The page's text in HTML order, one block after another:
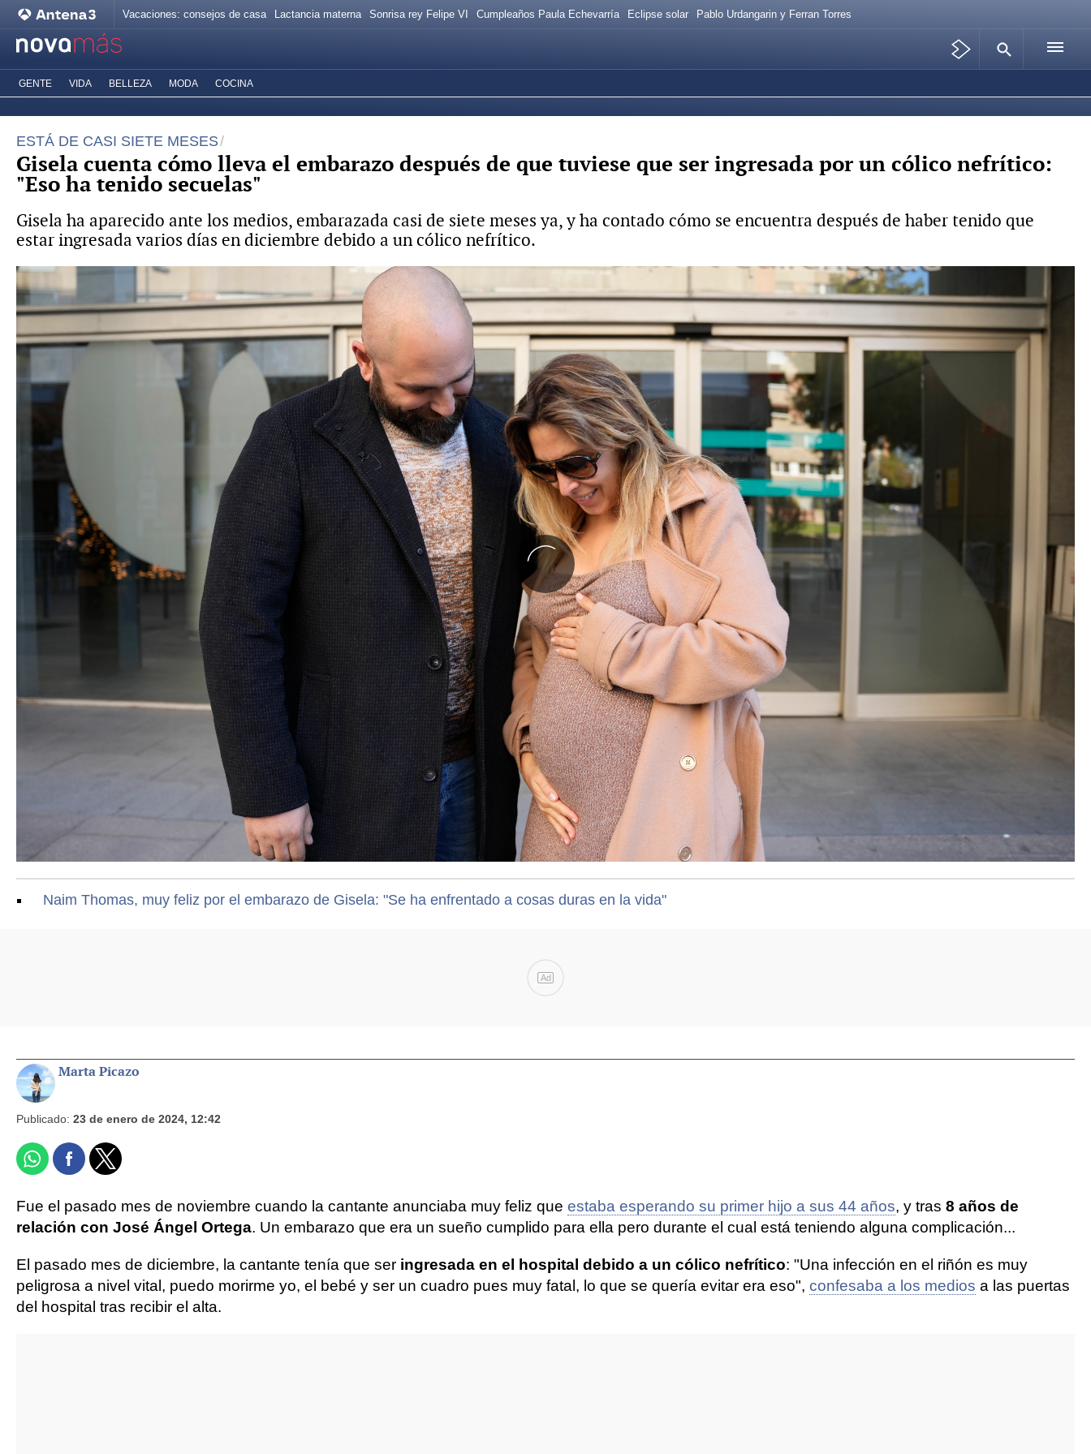
Vacaciones: consejos de casa Lactancia materna Sonrisa rey Felipe VI Cumpleaños Paula Echevarría Eclipse solar Pablo Urdangarin y Ferran Torres
GENTE VIDA BELLEZA MODA COCINA
ESTÁ DE CASI SIETE MESES
Gisela cuenta cómo lleva el embarazo después de que tuviese que ser ingresada por un cólico nefrítico:
"Eso ha tenido secuelas"
Gisela ha aparecido ante los medios, embarazada casi de siete meses ya, y ha contado cómo se encuentra después de haber tenido que
estar ingresada varios días en diciembre debido a un cólico nefrítico.
Naim Thomas, muy feliz por el embarazo de Gisela: "Se ha enfrentado a cosas duras en la vida"
Ad
Marta Picazo
Publicado: 23 de enero de 2024, 12:42
Fue el pasado mes de noviembre cuando la cantante anunciaba muy feliz que estaba esperando su primer hijo a sus 44 años, y tras 8 años de
relación con José Ángel Ortega. Un embarazo que era un sueño cumplido para ella pero durante el cual está teniendo alguna complicación...
El pasado mes de diciembre, la cantante tenía que ser ingresada en el hospital debido a un cólico nefrítico: "Una infección en el riñón es muy
peligrosa a nivel vital, puedo morirme yo, el bebé y ser un cuadro pues muy fatal, lo que se quería evitar era eso", confesaba a los medios a las puertas
del hospital tras recibir el alta.